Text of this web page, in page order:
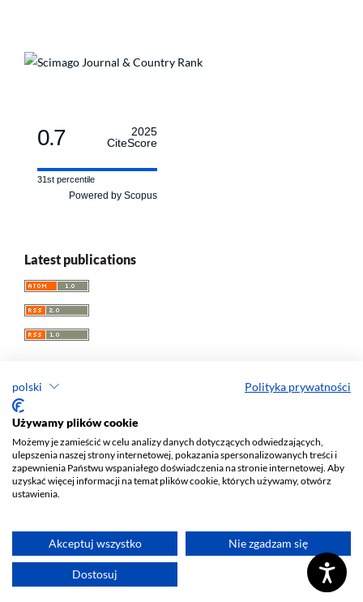
polski Polityka prywatności
Używamy plików cookie
Możemy je zamieścić w celu analizy danych dotyczących odwiedzających,
ulepszenia naszej strony internetowej, pokazania spersonalizowanych treści i
zapewnienia Państwu wspaniałego doświadczenia na stronie internetowej. Aby
uzyskać więcej informacji na temat plików cookie, których używamy, otwórz
ustawienia.
Akceptuj wszystko Nie zgadzam się
Dostosuj
0.7
2025
CiteScore
31st percentile
Powered by Scopus
Latest publications
Przegląd Socjologii Jakościowej
e-ISSN 1733-8069
Redaktor naczelny: Krzysztof Tomasz Konecki
Wydawca: Wydawnictwo Uniwersytetu Łódzkiego (www)
Biuro:
journals@uni.lodz.pl
Deklaracja dostępności